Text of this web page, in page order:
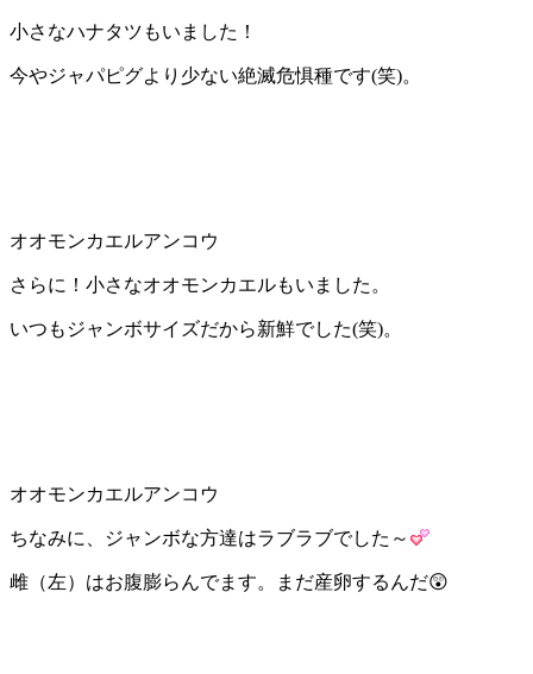
小さなハナタツもいました！
今やジャパピグより少ない絶滅危惧種です(笑)。
オオモンカエルアンコウ
さらに！小さなオオモンカエルもいました。
いつもジャンボサイズだから新鮮でした(笑)。
オオモンカエルアンコウ
ちなみに、ジャンボな方達はラブラブでした～
雌（左）はお腹膨らんでます。まだ産卵するんだ😲